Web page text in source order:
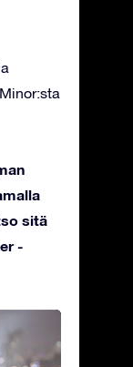
sitä
-